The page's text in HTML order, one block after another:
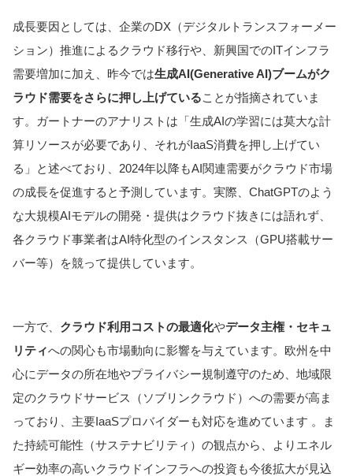
成長要因としては、企業のDX（デジタルトランスフォーメー
ション）推進によるクラウド移行や、新興国でのITインフラ
需要増加に加え、昨今では生成AI(Generative AI)ブームがク
ラウド需要をさらに押し上げていることが指摘されていま
す。ガートナーのアナリストは「生成AIの学習には莫大な計
算リソースが必要であり、それがIaaS消費を押し上げてい
る」と述べており、2024年以降もAI関連需要がクラウド市場
の成長を促進すると予測しています。実際、ChatGPTのよう
な大規模AIモデルの開発・提供はクラウド抜きには語れず、
各クラウド事業者はAI特化型のインスタンス（GPU搭載サー
バー等）を競って提供しています。
一方で、 クラウド利用コストの最適化やデータ主権・セキュ
リティへの関心も市場動向に影響を与えています。欧州を中
心にデータの所在地やプライバシー規制遵守のため、地域限
定のクラウドサービス（ソブリンクラウド）への需要が高ま
っており、主要IaaSプロバイダーも対応を進めています 。ま
た持続可能性（サステナビリティ）の観点から、よりエネル
ギー効率の高いクラウドインフラへの投資も今後拡大が見込